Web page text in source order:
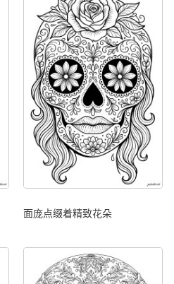
面庞点缀着精致花朵